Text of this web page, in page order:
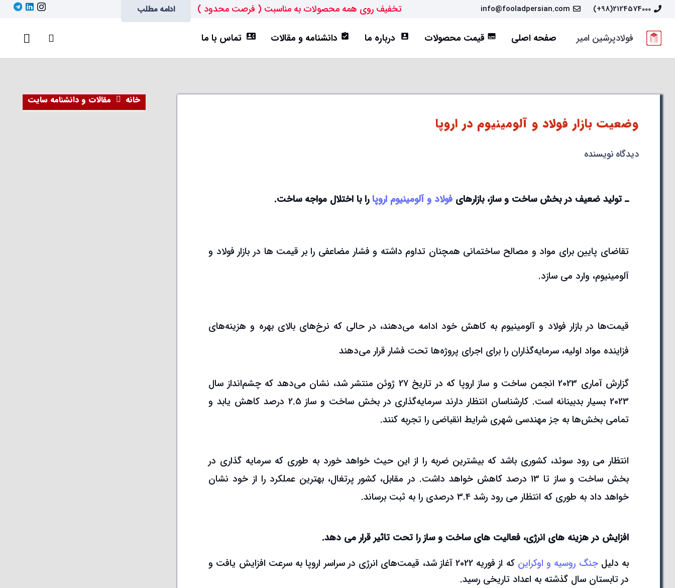
2124574000(98+)
info@fooladpersian.com تخفیف روی همه محصولات به مناسبت ( فرصت محدود ) ادامه مطلب
فولادپرشین امیر صفحه اصلی subtitles قیمت محصولات account_box درباره ما assignment_turned_in دانشنامه و مقالات contact_phone تماس با ما
وضعیت بازار فولاد و آلومینیوم در اروپا
دیدگاه نویسنده
ـ تولید ضعیف در بخش ساخت و ساز، بازارهای فولاد و آلومینیوم اروپارا با اختلال مواجه ساخت.
تقاضای پایین برای مواد و مصالح ساختمانی همچنان تداوم داشته و فشار مضاعفی را بر قیمت ها در بازار فولاد و
آلومینیوم، وارد می سازد.
قیمت‌ها در بازار فولاد و آلومینیوم به کاهش خود ادامه می‌دهند، در حالی که نرخ‌های بالای بهره و هزینه‌های
فزاینده مواد اولیه، سرمایه‌گذاران را برای اجرای پروژه‌ها تحت فشار قرار می‌دهند
گزارش آماری 2023 انجمن ساخت و ساز اروپا که در تاریخ 27 ژوئن منتشر شد، نشان می‌دهد که چشم‌انداز سال
2023 بسیار بدبینانه است. کارشناسان انتظار دارند سرمایه‌گذاری در بخش ساخت و ساز 2.5 درصد کاهش یابد و
تمامی بخش‌ها به جز مهندسی شهری شرایط انقباضی را تجربه کنند.
انتظار می رود سوئد، کشوری باشد که بیشترین ضربه را از این حیث خواهد خورد به طوری که سرمایه گذاری در
بخش ساخت و ساز تا 13 درصد کاهش خواهد داشت. در مقابل، کشور پرتغال، بهترین عملکرد را از خود نشان
خواهد داد به طوری که انتظار می رود رشد 3.4 درصدی را به ثبت برساند.
افزایش در هزینه های انرژی، فعالیت های ساخت و ساز را تحت تاثیر قرار می دهد.
به دلیلجنگ روسیه و اوکراین
که از فوریه 2022 آغاز شد، قیمت‌های انرژی در سراسر اروپا به سرعت افزایش یافت و
در تابستان سال گذشته به اعداد تاریخی رسید.
خانه مقالات و دانشنامه سایت